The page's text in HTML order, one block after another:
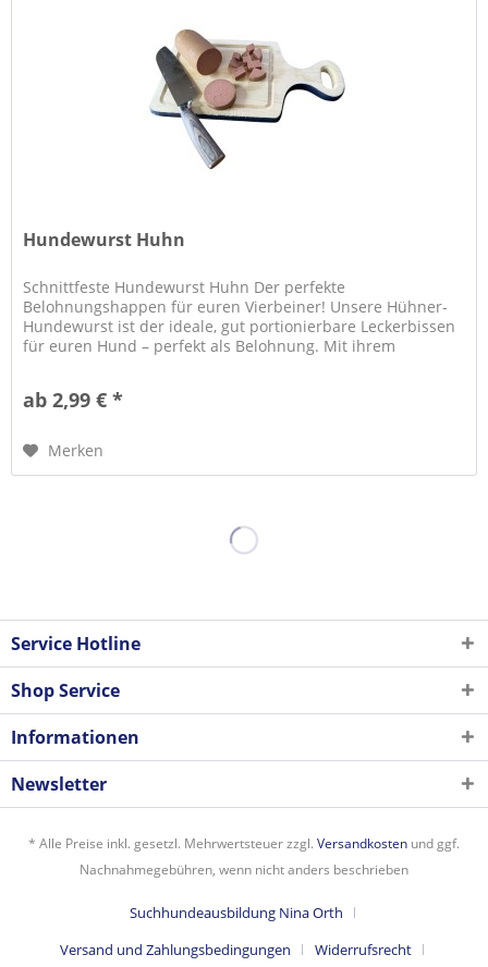
Hundewurst Huhn
Schnittfeste Hundewurst Huhn Der perfekte
Belohnungshappen für euren Vierbeiner! Unsere Hühner-
Hundewurst ist der ideale, gut portionierbare Leckerbissen
für euren Hund – perfekt als Belohnung. Mit ihrem
ab 2,99 € *
Merken
Service Hotline
Shop Service
Informationen
Newsletter
* Alle Preise inkl. gesetzl. Mehrwertsteuer zzgl. Versandkosten und ggf.
Nachnahmegebühren, wenn nicht anders beschrieben
Suchhundeausbildung Nina Orth
Versand und Zahlungsbedingungen
Widerrufsrecht